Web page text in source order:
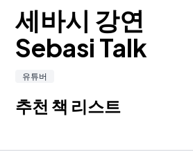
세바시 강연
Sebasi Talk
유튜버
추천 책 리스트